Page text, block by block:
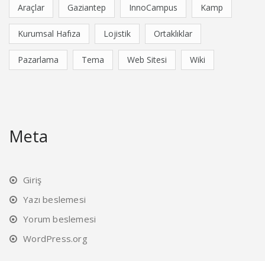
Araçlar Gaziantep InnoCampus Kamp
Kurumsal Hafıza Lojistik Ortaklıklar
Pazarlama Tema Web Sitesi Wiki
Meta
Giriş
Yazı beslemesi
Yorum beslemesi
WordPress.org